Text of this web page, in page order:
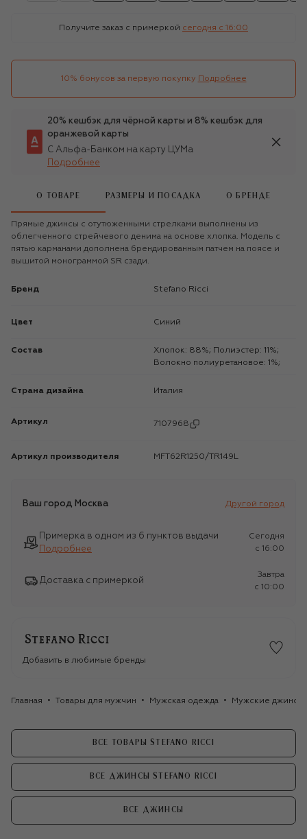
Получите заказ с примеркой сегодня c 16:00
10% бонусов за первую покупку Подробнее
20% кешбэк для чёрной карты и 8% кешбэк для
оранжевой карты
С Альфа-Банком на карту ЦУМа
Подробнее
О ТОВАРЕ РАЗМЕРЫ И ПОСАДКА О БРЕНДЕ
Прямые джинсы с отутюженными стрелками выполнены из
облегченного стрейчевого денима на основе хлопка. Модель с
пятью карманами дополнена брендированным патчем на поясе и
вышитой монограммой SR сзади.
Бренд Stefano Ricci
Цвет Синий
Состав
Хлопок: 88%; Полиэстер: 11%;
Волокно полиуретановое: 1%;
Страна дизайна Италия
Артикул 7107968
Артикул производителя MFT62R1250/TR149L
Ваш город Москва Другой город
Примерка в одном из 6 пунктов выдачи
Подробнее
Сегодня
c 16:00
Доставка с примеркой
Завтра
c 10:00
Добавить в любимые бренды
Главная Товары для мужчин Мужская одежда Мужские джинсы
ВСЕ ТОВАРЫ STEFANO RICCI
ВСЕ ДЖИНСЫ STEFANO RICCI
ВСЕ ДЖИНСЫ